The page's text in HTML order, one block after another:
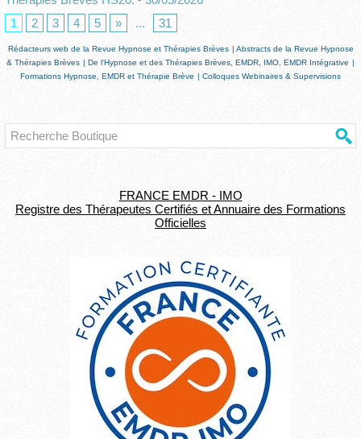
FRANCE EMDR - IMO
Registre des Thérapeutes Certifiés et Annuaire des Formations
Officielles
1
2 3 4 5 » ... 31
Rédacteurs web de la Revue Hypnose et Thérapies Brèves | Abstracts de la Revue Hypnose
& Thérapies Brèves | De l'Hypnose et des Thérapies Brèves, EMDR, IMO, EMDR Intégrative |
Formations Hypnose, EMDR et Thérapie Brève | Colloques Webinaires & Supervisions